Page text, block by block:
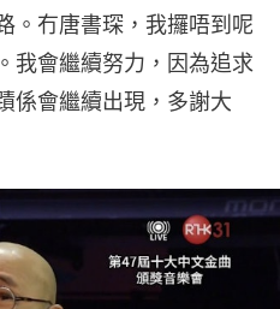
。冇唐書琛，我攞唔到呢
我會繼續努力，因為追求
係會繼續出現，多謝大